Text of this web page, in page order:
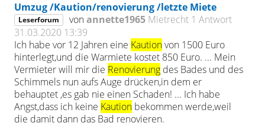
Umzug /Kaution/renovierung /letzte Miete
Leserforum vonannette1965 Mietrecht 1 Antwort
31.03.2020 13:39
Ich habe vor 12 Jahren eine Kautionvon 1500 Euro
hinterlegt,und die Warmiete kostet 850 Euro. ... Mein
Vermieter will mir die Renovierung des Bades und des
Schimmels nun aufs Auge drücken,in dem er
behauptet ,es gab nie einen Schaden! ... Ich habe
Angst,dass ich keine Kaution bekommen werde,weil
die damit dann das Bad renovieren.